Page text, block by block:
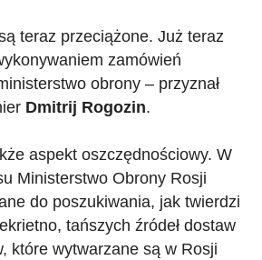
teraz przeciążone. Już teraz
zamówień
obrony – przyznał
Dmitrij Rogozin.
aspekt oszczędnościowy. W
Ministerstwo Obrony Rosji
do poszukiwania, jak twierdzi
tańszych źródeł dostaw
które wytwarzane są w Rosji